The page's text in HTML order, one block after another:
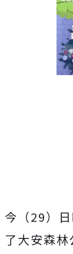
今（29）
了大安森